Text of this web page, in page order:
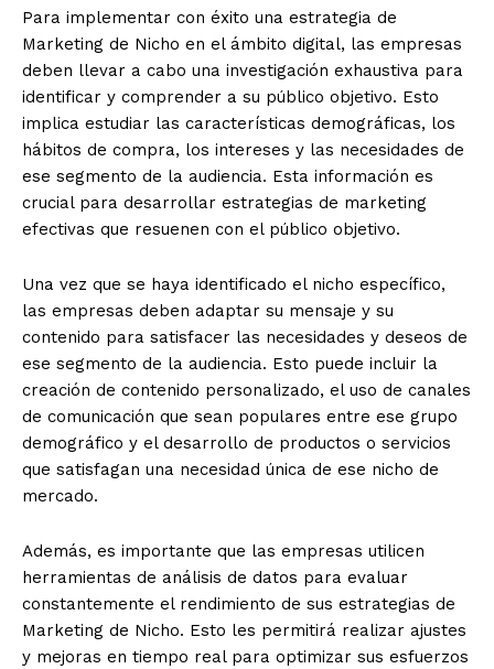
Para implementar con éxito una estrategia de
Marketing de Nicho en el ámbito digital, las empresas
deben llevar a cabo una investigación exhaustiva para
identificar y comprender a su público objetivo. Esto
implica estudiar las características demográficas, los
hábitos de compra, los intereses y las necesidades de
ese segmento de la audiencia. Esta información es
crucial para desarrollar estrategias de marketing
efectivas que resuenen con el público objetivo.
Una vez que se haya identificado el nicho específico,
las empresas deben adaptar su mensaje y su
contenido para satisfacer las necesidades y deseos de
ese segmento de la audiencia. Esto puede incluir la
creación de contenido personalizado, el uso de canales
de comunicación que sean populares entre ese grupo
demográfico y el desarrollo de productos o servicios
que satisfagan una necesidad única de ese nicho de
mercado.
Además, es importante que las empresas utilicen
herramientas de análisis de datos para evaluar
constantemente el rendimiento de sus estrategias de
Marketing de Nicho. Esto les permitirá realizar ajustes
y mejoras en tiempo real para optimizar sus esfuerzos